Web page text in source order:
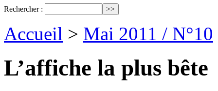
Rechercher :
Accueil > Mai 2011 / N°10
L’affiche la plus bête